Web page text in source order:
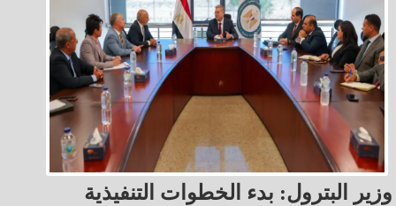
وزير البترول: بدء الخطوات التنفيذية